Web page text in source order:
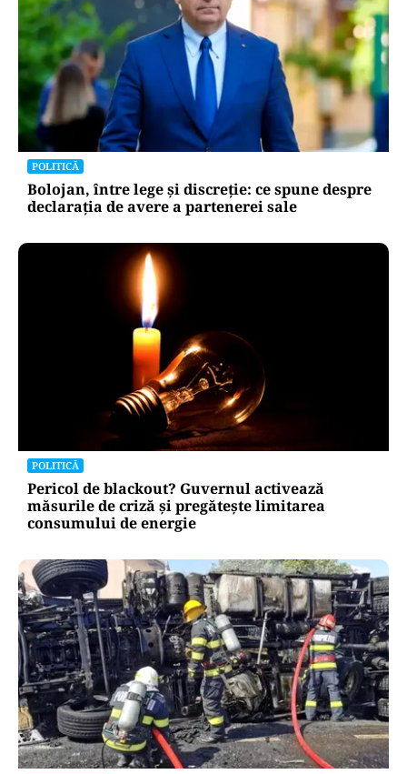
POLITICĂ
Bolojan, între lege și discreție: ce spune despre
declarația de avere a partenerei sale
POLITICĂ
Pericol de blackout? Guvernul activează
măsurile de criză și pregătește limitarea
consumului de energie